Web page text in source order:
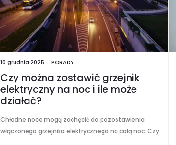
10 grudnia 2025 PORADY
Czy można zostawić grzejnik
elektryczny na noc i ile może
działać?
Chłodne noce mogą zachęcić do pozostawienia
włączonego grzejnika elektrycznego na całą noc. Czy